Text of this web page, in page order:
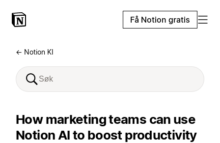
Få Notion gratis
← Notion KI
How marketing teams can use
Notion AI to boost productivity